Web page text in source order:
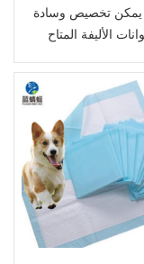
يمكن تخصيص وسادة
الأليفة المتاح